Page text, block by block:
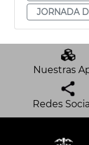
JORNADA
Nuestras
Redes